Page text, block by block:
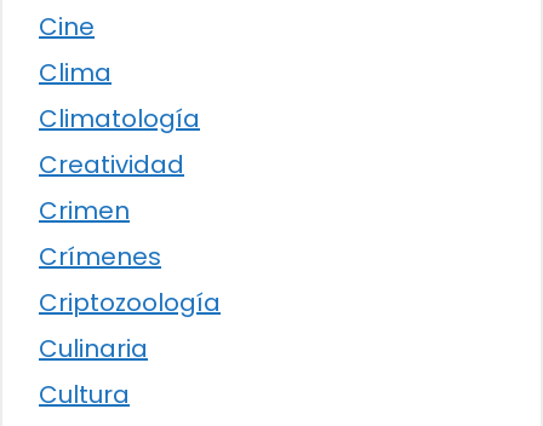
Cine
Clima
Climatología
Creatividad
Crimen
Crímenes
Criptozoología
Culinaria
Cultura